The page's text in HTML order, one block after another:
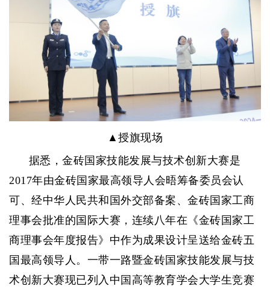
▲授旗现场
据悉，金砖国家技能发展与技术创新大赛是
2017年由金砖国家最高领导人会晤筹备委员会认
可、经中华人民共和国外交部备案、金砖国家工商
理事会批准的国际大赛，连续八年在《金砖国家工
商理事会年度报告》中作为成果设计呈送给金砖五
国最高领导人。一带一路暨金砖国家技能发展与技
术创新大赛现已列入中国高等教育学会大学生竞赛